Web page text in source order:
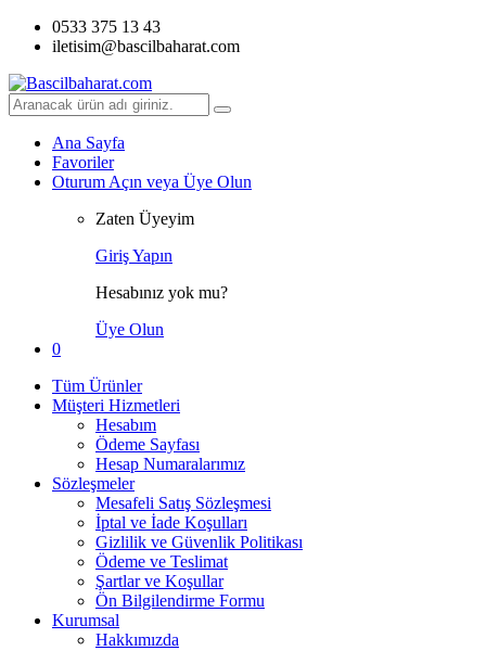
0533 375 13 43
iletisim@bascilbaharat.com
Aramak:
Ana Sayfa
Favoriler
Oturum Açın veya Üye Olun
Zaten Üyeyim
Giriş Yapın
Hesabınız yok mu?
Üye Olun
0
Tüm Ürünler
Müşteri Hizmetleri
Hesabım
Ödeme Sayfası
Hesap Numaralarımız
Sözleşmeler
Mesafeli Satış Sözleşmesi
İptal ve İade Koşulları
Gizlilik ve Güvenlik Politikası
Ödeme ve Teslimat
Şartlar ve Koşullar
Ön Bilgilendirme Formu
Kurumsal
Hakkımızda